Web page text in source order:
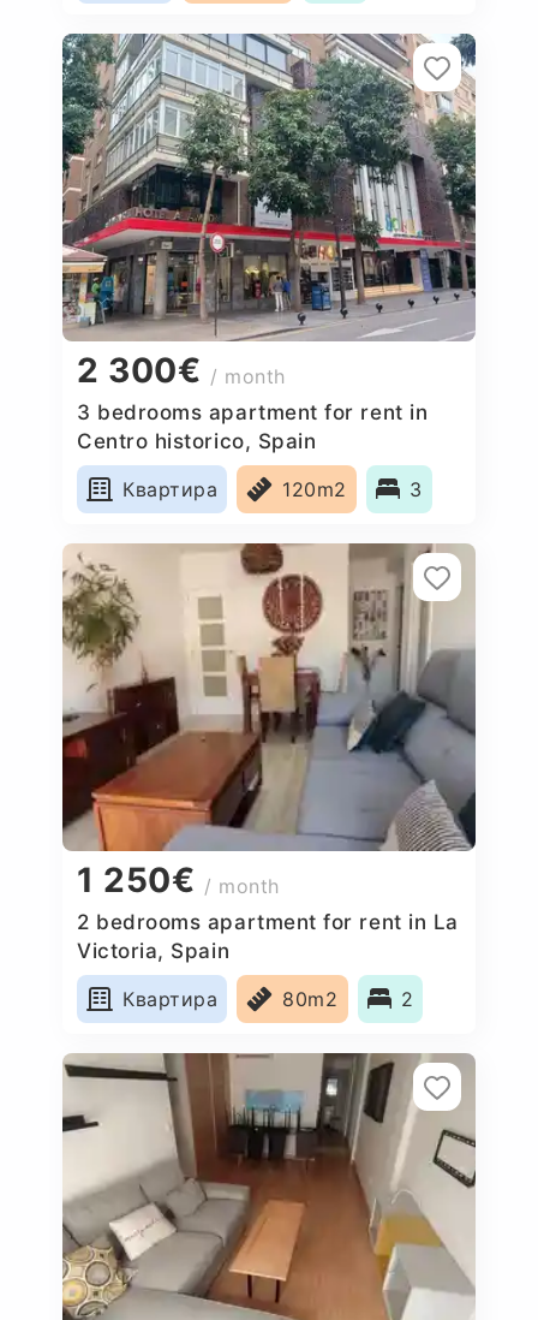
2 300€ / month
3 bedrooms apartment for rent in
Centro historico, Spain
Квартира
120m2 3
1 250€ / month
2 bedrooms apartment for rent in La
Victoria, Spain
Квартира
80m2 2